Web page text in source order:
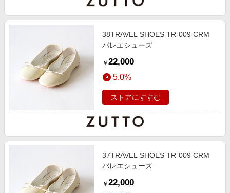
38TRAVEL SHOES TR-009 CRM
バレエシューズ
￥ 22,000
5.0%
ストアにすすむ
37TRAVEL SHOES TR-009 CRM
バレエシューズ
￥ 22,000